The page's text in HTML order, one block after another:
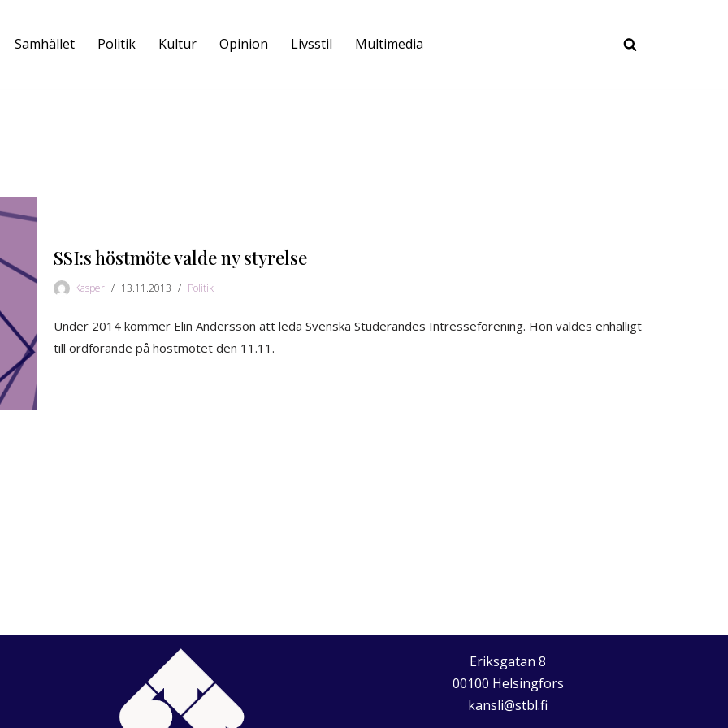
Samhället Politik Kultur Opinion Livsstil Multimedia
SSI:s höstmöte valde ny styrelse
Kasper 13.11.2013 Politik
Under 2014 kommer Elin Andersson att leda Svenska Studerandes Intresseförening. Hon valdes enhälligt
till ordförande på höstmötet den 11.11.
Eriksgatan 8
00100 Helsingfors
kansli@stbl.fi